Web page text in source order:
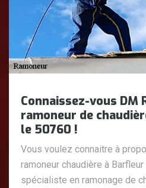
Connaissez-vous DM
ramoneur de
le 50760 !
Vous voulez connaitre à
ramoneur chaudière à
spécialiste en ramonage de